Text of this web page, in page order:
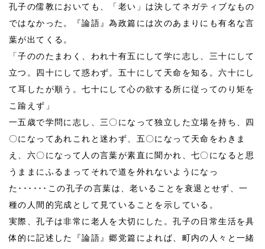
孔子の儒教においても、「老い」は決してネガティブなもの
ではなかった。『論語』為政篇には次のあまりにも有名な言
葉が出てくる。
「子ののたまわく、われ十有五にして学に志し、三十にして
立つ。四十にして惑わず。五十にして天命を知る。六十にし
て耳したが順う。七十にして心の欲する所に従ってのり矩を
こ踰えず」
一五歳で学問に志し、三〇になって独立した立場を持ち、四
〇になってあれこれと迷わず、五〇になって天命をわきま
え、六〇になって人の言葉が素直に聞かれ、七〇になると思
うままにふるまってそれで道を外れないようになっ
た･･････この孔子の言葉は、老いることを衰退とせず、一
種の人間的完成として見ていることを示している。
実際、孔子は非常に老人を大切にした。孔子の日常生活を具
体的に記述した『論語』郷党篇によれば、町内の人々と一緒